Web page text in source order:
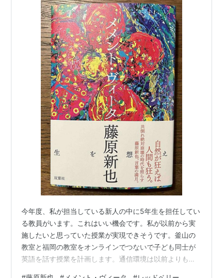
今年度、私が担当している新人の中に5年生を担任してい
る教員がいます。これはいい機会です。私が以前から実
施したいと思っていた授業が実現できそうです。釜山の
教室と福岡の教室をオンラインでつないで子ども同士が
英語を話す授業を計画します。通信環境は以前よりも格